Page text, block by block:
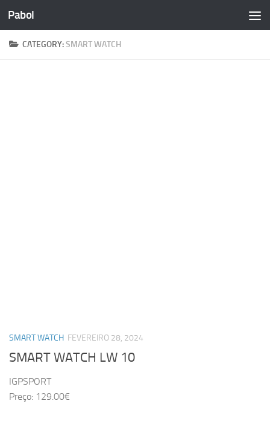
Skip to content
Pabol
CATEGORY:SMART WATCH
SMART WATCH FEVEREIRO 28, 2024
SMART WATCH LW 10
IGPSPORT
Preço: 129.00€